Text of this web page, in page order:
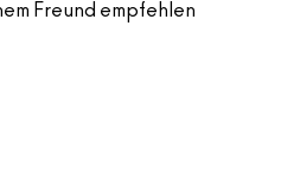
Freund empfehlen